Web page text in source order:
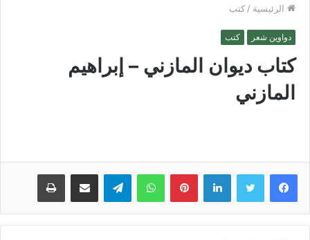
الرئيسية / كتب
دواوين شعر كتب
كتاب ديوان المازني – إبراهيم
المازني
لينكدإن بينتيريستواتساب تيلقرام مشاركة عبر البريد طباعة